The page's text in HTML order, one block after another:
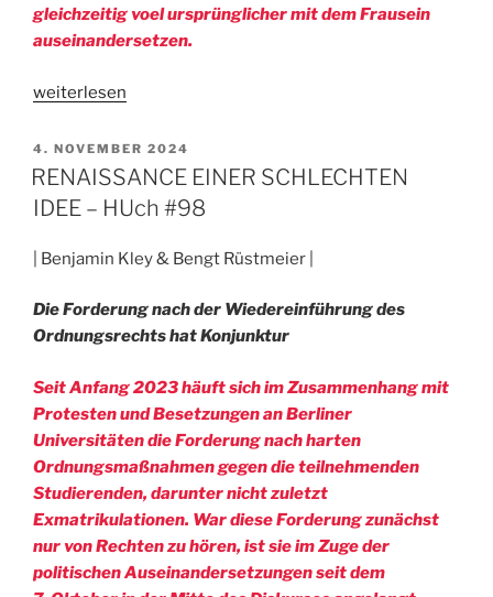
gleichzeitig voel ursprünglicher mit dem Frausein
auseinandersetzen.
„KURDISCHER
–
HUch
#98“
weiterlesen
VERÖFFENTLICHT
AM
4. NOVEMBER 2024
RENAISSANCE EINER SCHLECHTEN
IDEE – HUch #98
| Benjamin Kley & Bengt Rüstmeier |
Die Forderung nach der Wiedereinführung des
Ordnungsrechts hat Konjunktur
Seit Anfang 2023 häuft sich im Zusammenhang mit
Protesten und Besetzungen an Berliner
Universitäten die Forderung nach harten
Ordnungsmaßnahmen gegen die teilnehmenden
Studierenden, darunter nicht zuletzt
Exmatrikulationen. War diese Forderung zunächst
nur von Rechten zu hören, ist sie im Zuge der
politischen Auseinandersetzungen seit dem